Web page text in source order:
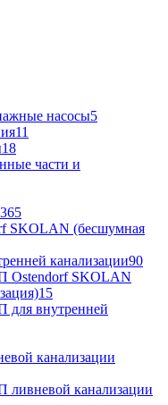
насосы5
11
18
части и
365
SKOLAN (бесшумная
канализации90
Ostendorf SKOLAN
15
для внутренней
канализации
ливневой канализации